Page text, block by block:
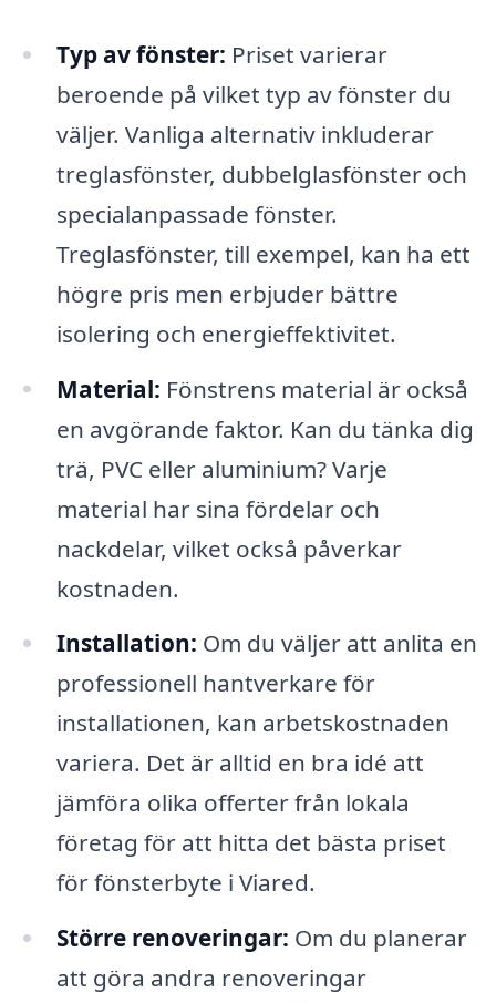
Typ av fönster: Priset varierar
beroende på vilket typ av fönster du
väljer. Vanliga alternativ inkluderar
treglasfönster, dubbelglasfönster och
specialanpassade fönster.
Treglasfönster, till exempel, kan ha ett
högre pris men erbjuder bättre
isolering och energieffektivitet.
Material: Fönstrens material är också
en avgörande faktor. Kan du tänka dig
trä, PVC eller aluminium? Varje
material har sina fördelar och
nackdelar, vilket också påverkar
kostnaden.
Installation: Om du väljer att anlita en
professionell hantverkare för
installationen, kan arbetskostnaden
variera. Det är alltid en bra idé att
jämföra olika offerter från lokala
företag för att hitta det bästa priset
för fönsterbyte i Viared.
Större renoveringar: Om du planerar
att göra andra renoveringar